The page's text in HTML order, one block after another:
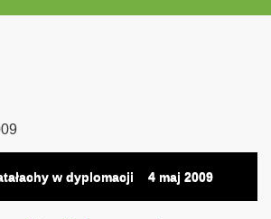
w dyplomacji 4 maj 2009